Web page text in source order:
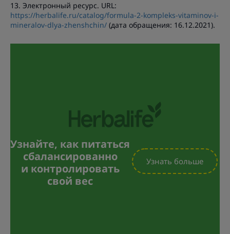
13. Электронный ресурс. URL:
https://herbalife.ru/catalog/formula-2-kompleks-vitaminov-i-
mineralov-dlya-zhenshchin/ (дата обращения: 16.12.2021).
Узнайте, как питаться
сбалансированно
и контролировать
свой вес
Узнать больше